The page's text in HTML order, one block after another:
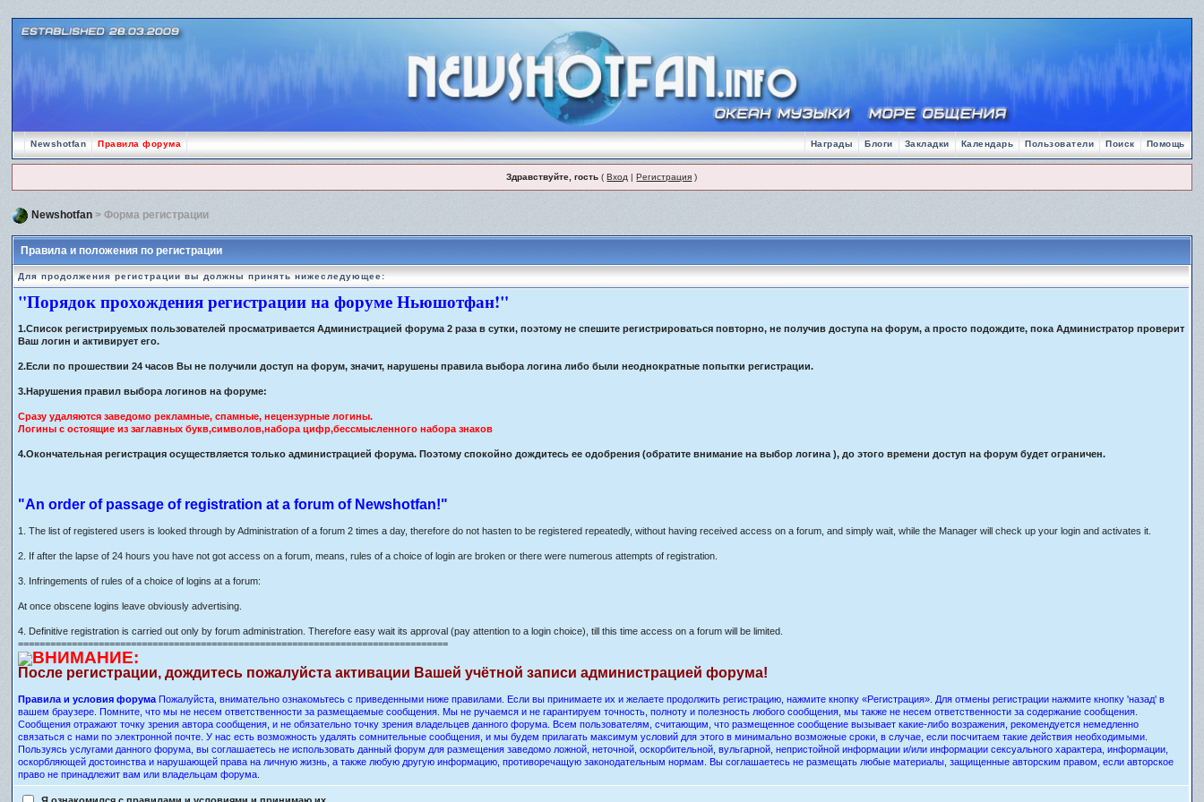
Newshotfan Правила форума Помощь
Поиск
Пользователи
Календарь
Закладки
Блоги
Награды
Здравствуйте, гость (Вход |Регистрация )
Newshotfan > Форма регистрации
Правила и положения по регистрации
Для продолжения регистрации вы должны принять нижеследующее:
"Порядок прохождения регистрации на форуме Ньюшотфан!"
1.Список регистрируемых пользователей просматривается Администрацией форума 2 раза в сутки, поэтому не спешите регистрироваться повторно, не получив доступа на форум, а просто подождите, пока Администратор проверит
Ваш логин и активирует его.
2.Если по прошествии 24 часов Вы не получили доступ на форум, значит, нарушены правила выбора логина либо были неоднократные попытки регистрации.
3.Нарушения правил выбора логинов на форуме:
Сразу удаляются заведомо рекламные, спамные, нецензурные логины.
Логины с остоящие из заглавных букв,символов,набора цифр,бессмысленного набора знаков
4.Окончательная регистрация осуществляется только администрацией форума. Поэтому спокойно дождитесь ее одобрения (обратите внимание на выбор логина ), до этого времени доступ на форум будет ограничен.
"An order of passage of registration at a forum of Newshotfan!"
1. The list of registered users is looked through by Administration of a forum 2 times a day, therefore do not hasten to be registered repeatedly, without having received access on a forum, and simply wait, while the Manager will check up your login and activates it.
2. If after the lapse of 24 hours you have not got access on a forum, means, rules of a choice of login are broken or there were numerous attempts of registration.
3. Infringements of rules of a choice of logins at a forum:
At once obscene logins leave obviously advertising.
4. Definitive registration is carried out only by forum administration. Therefore easy wait its approval (pay attention to a login choice), till this time access on a forum will be limited.
================================================================================
ВНИМАНИЕ:
После регистрации, дождитесь пожалуйста активации Вашей учётной записи администрацией форума!
Правила и условия форума Пожалуйста, внимательно ознакомьтесь с приведенными ниже правилами. Если вы принимаете их и желаете продолжить регистрацию, нажмите кнопку «Регистрация». Для отмены регистрации нажмите кнопку 'назад' в
вашем браузере. Помните, что мы не несем ответственности за размещаемые сообщения. Мы не ручаемся и не гарантируем точность, полноту и полезность любого сообщения, мы также не несем ответственности за содержание сообщения.
Сообщения отражают точку зрения автора сообщения, и не обязательно точку зрения владельцев данного форума. Всем пользователям, считающим, что размещенное сообщение вызывает какие-либо возражения, рекомендуется немедленно
связаться с нами по электронной почте. У нас есть возможность удалять сомнительные сообщения, и мы будем прилагать максимум условий для этого в минимально возможные сроки, в случае, если посчитаем такие действия необходимыми.
Пользуясь услугами данного форума, вы соглашаетесь не использовать данный форум для размещения заведомо ложной, неточной, оскорбительной, вульгарной, непристойной информации и/или информации сексуального характера, информации,
оскорбляющей достоинства и нарушающей права на личную жизнь, а также любую другую информацию, противоречащую законодательным нормам. Вы соглашаетесь не размещать любые материалы, защищенные авторским правом, если авторское
право не принадлежит вам или владельцам форума.